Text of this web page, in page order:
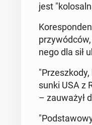
jest
ne­go dla sił
sun­ki USA z
– za­uwa­żył